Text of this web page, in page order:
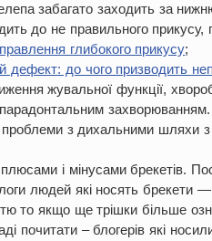
забагато заходить за
до не правильного
глибокого прикусу;
дефект: до чого призводить
жувальної функції,
захворюванням.
з дихальними шляхи
і мінусами брекетів.
людей які носять брекети
то якщо ще трішки більше
почитати – блогерів які